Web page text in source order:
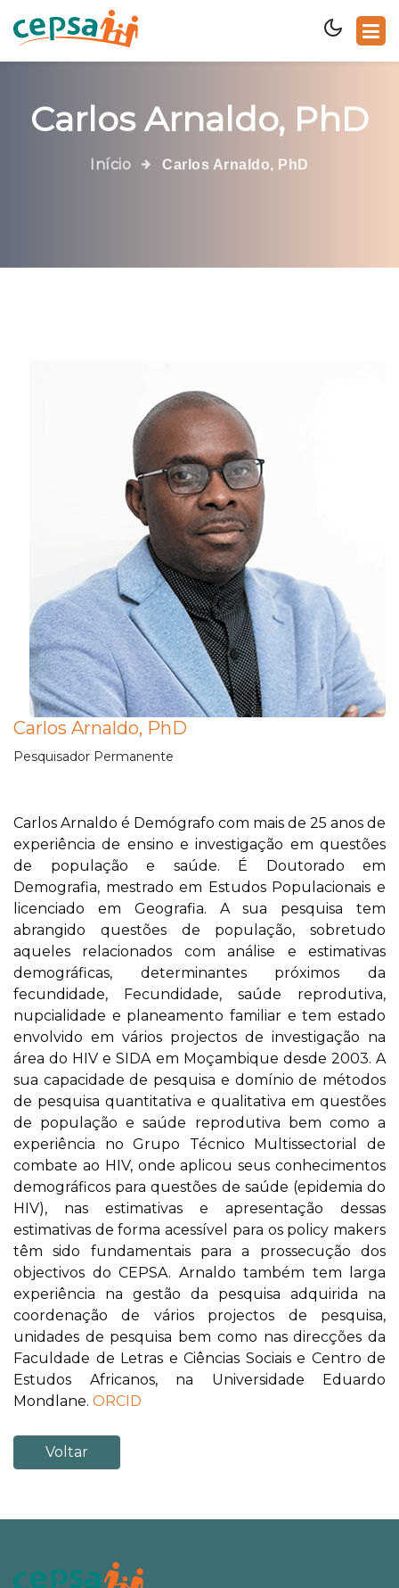
Carlos Arnaldo, PhD
Início Carlos Arnaldo, PhD
Carlos Arnaldo, PhD
Pesquisador Permanente
Carlos Arnaldo é Demógrafo com mais de 25 anos de
experiência de ensino e investigação em questões
de população e saúde. É Doutorado em
Demografia, mestrado em Estudos Populacionais e
licenciado em Geografia. A sua pesquisa tem
abrangido questões de população, sobretudo
aqueles relacionados com análise e estimativas
demográficas, determinantes próximos da
fecundidade, Fecundidade, saúde reprodutiva,
nupcialidade e planeamento familiar e tem estado
envolvido em vários projectos de investigação na
área do HIV e SIDA em Moçambique desde 2003. A
sua capacidade de pesquisa e domínio de métodos
de pesquisa quantitativa e qualitativa em questões
de população e saúde reprodutiva bem como a
experiência no Grupo Técnico Multissectorial de
combate ao HIV, onde aplicou seus conhecimentos
demográficos para questões de saúde (epidemia do
HIV), nas estimativas e apresentação dessas
estimativas de forma acessível para os policy makers
têm sido fundamentais para a prossecução dos
objectivos do CEPSA. Arnaldo também tem larga
experiência na gestão da pesquisa adquirida na
coordenação de vários projectos de pesquisa,
unidades de pesquisa bem como nas direcções da
Faculdade de Letras e Ciências Sociais e Centro de
Estudos Africanos, na Universidade Eduardo
Mondlane. ORCID
Voltar